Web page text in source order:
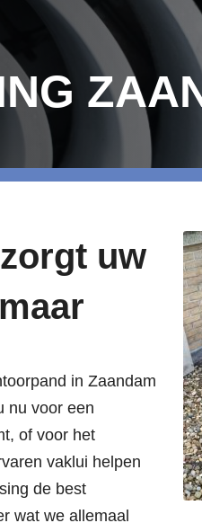
uw
in Zaandam
nu voor een
of voor het
vaklui helpen
de best
wat we allemaal